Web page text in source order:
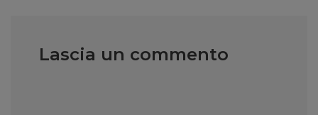
Lascia un commento